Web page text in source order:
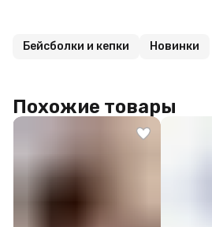
Бейсболки и кепки Новинки
Похожие товары